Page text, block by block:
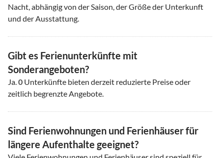
Nacht, abhängig von der Saison, der Größe der Unterkunft
und der Ausstattung.
Gibt es Ferienunterkünfte mit
Sonderangeboten?
Ja.0 Unterkünfte bieten derzeit reduzierte Preise oder
zeitlich begrenzte Angebote.
Sind Ferienwohnungen und Ferienhäuser für
längere Aufenthalte geeignet?